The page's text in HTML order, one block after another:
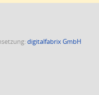
digitalfabrix GmbH